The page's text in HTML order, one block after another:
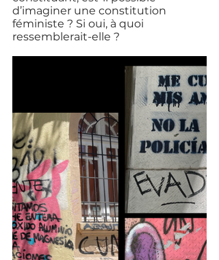
d’imaginer une constitution
féministe ? Si oui, à quoi
ressemblerait-elle ?